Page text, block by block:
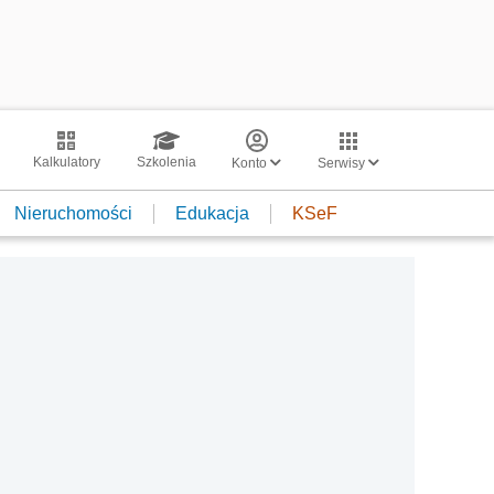
Kalkulatory Szkolenia Konto Serwisy
Nieruchomości Edukacja KSeF